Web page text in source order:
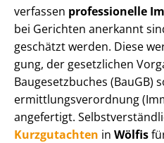
verfassen professionelle
bei Gerichten anerkannt
geschätzt werden. Diese
gung, der gesetzlichen
Baugesetzbuches
ermitt­lungs­ver­ord­nung
angefertigt.
Kurzgutachten in Wölfis